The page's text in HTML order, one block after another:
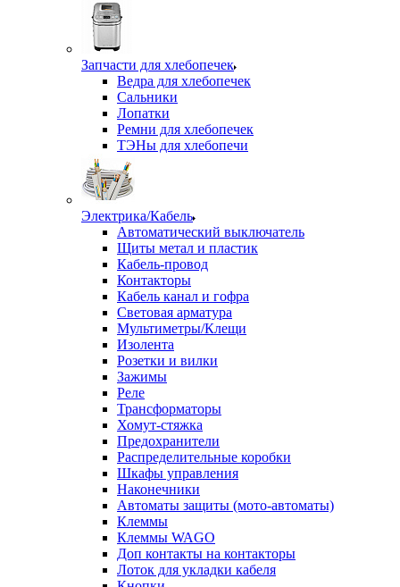
Запчасти для хлебопечек
Ведра для хлебопечек
Сальники
Лопатки
Ремни для хлебопечек
ТЭНы для хлебопечи
Электрика/Кабель
Автоматический выключатель
Щиты метал и пластик
Кабель-провод
Контакторы
Кабель канал и гофра
Световая арматура
Мультиметры/Клещи
Изолента
Розетки и вилки
Зажимы
Реле
Трансформаторы
Хомут-стяжка
Предохранители
Распределительные коробки
Шкафы управления
Наконечники
Автоматы защиты (мото-автоматы)
Клеммы
Клеммы WAGO
Доп контакты на контакторы
Лоток для укладки кабеля